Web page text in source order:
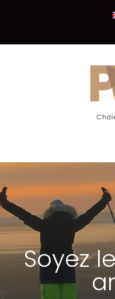
Soyez